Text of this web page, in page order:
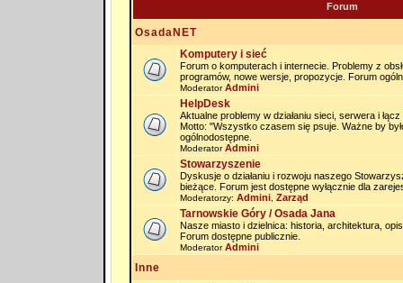
Forum
OsadaNET
Komputery i sieć
Forum o komputerach i internecie. Problemy z
programów, nowe wersje, propozycje. Forum
ModeratorAdmini
HelpDesk
Aktualne problemy w działaniu sieci, serwera i
Motto: "Wszystko czasem się psuje. Ważne by
ogólnodostępne.
ModeratorAdmini
Stowarzyszenie
Dyskusje o działaniu i rozwoju naszego
bieżące. Forum jest dostępne wyłącznie dla
Moderatorzy: Admini, Zarząd
Tarnowskie Góry / Osada Jana
Nasze miasto i dzielnica: historia, architektura,
Forum dostępne publicznie.
ModeratorAdmini
Inne